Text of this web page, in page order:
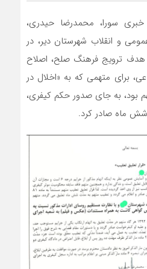
خبری سورا، محمدرضا حیدری،
و انقلاب شهرستان دیر، در
هدف ترویج فرهنگ صلح، اصلاح
برای متهمی که به «اخلال در
بود، به جای صدور حکم کیفری،
ماه صادر کرد.